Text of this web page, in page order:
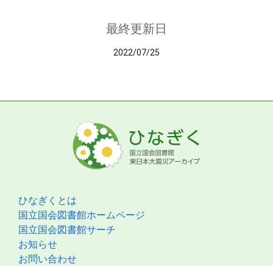
最終更新日
2022/07/25
ひなぎくとは
国立国会図書館ホームページ
国立国会図書館サーチ
お知らせ
お問い合わせ